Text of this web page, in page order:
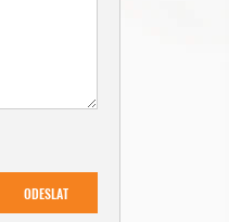
ODESLAT